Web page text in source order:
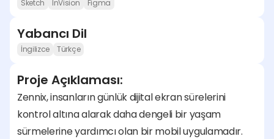
Proje Açıklaması:
Zennix, insanların günlük dijital ekran sürelerini
kontrol altına alarak daha dengeli bir yaşam
sürmelerine yardımcı olan bir mobil uygulamadır.
Sketch InVision Figma
Yabancı Dil
İngilizce Türkçe